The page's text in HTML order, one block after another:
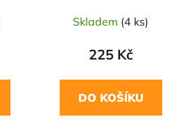
Skladem (4 ks)
225 Kč
DO KOŠÍKU